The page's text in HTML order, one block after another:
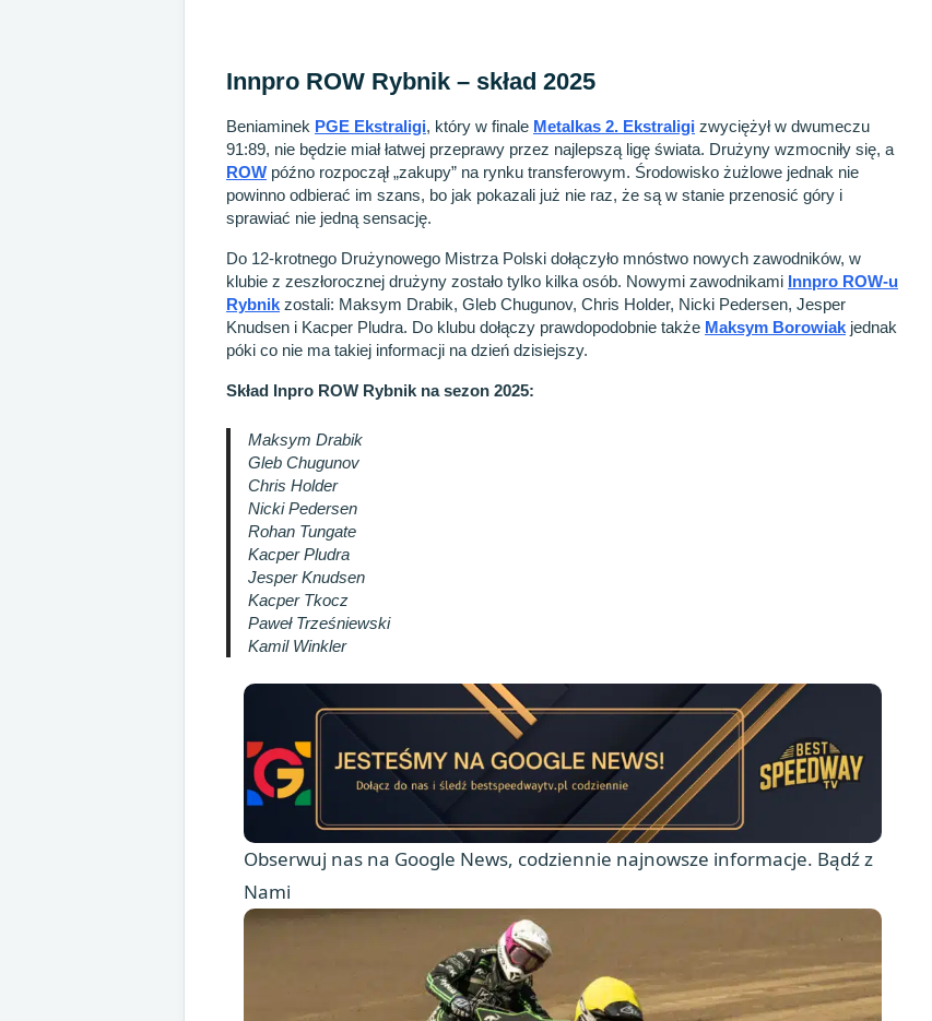
Innpro ROW Rybnik – skład 2025
Beniaminek PGE Ekstraligi, który w finale Metalkas 2. Ekstraligi zwyciężył w dwumeczu
91:89, nie będzie miał łatwej przeprawy przez najlepszą ligę świata. Drużyny wzmocniły się, a
ROW późno rozpoczął „zakupy” na rynku transferowym. Środowisko żużlowe jednak nie
powinno odbierać im szans, bo jak pokazali już nie raz, że są w stanie przenosić góry i
sprawiać nie jedną sensację.
Do 12-krotnego Drużynowego Mistrza Polski dołączyło mnóstwo nowych zawodników, w
klubie z zeszłorocznej drużyny zostało tylko kilka osób. Nowymi zawodnikami Innpro ROW-u
Rybnik zostali: Maksym Drabik, Gleb Chugunov, Chris Holder, Nicki Pedersen, Jesper
Knudsen i Kacper Pludra. Do klubu dołączy prawdopodobnie także Maksym Borowiak jednak
póki co nie ma takiej informacji na dzień dzisiejszy.
Skład Inpro ROW Rybnik na sezon 2025:
Maksym Drabik
Gleb Chugunov
Chris Holder
Nicki Pedersen
Rohan Tungate
Kacper Pludra
Jesper Knudsen
Kacper Tkocz
Paweł Trześniewski
Kamil Winkler
Obserwuj nas na Google News, codziennie najnowsze informacje. Bądź z
Nami